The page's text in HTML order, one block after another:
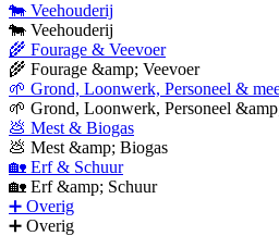
🐄 Veehouderij
🐄 Veehouderij
🌾 Fourage & Veevoer
🌾 Fourage &amp; Veevoer
🌱 Grond, Loonwerk, Personeel &
🌱 Grond, Loonwerk, Personeel
💩 Mest & Biogas
💩 Mest &amp; Biogas
🏡 Erf & Schuur
🏡 Erf &amp; Schuur
➕ Overig
➕ Overig